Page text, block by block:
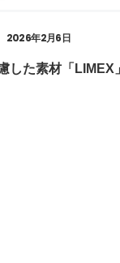
2026年2月6日
した素材「LIMEX